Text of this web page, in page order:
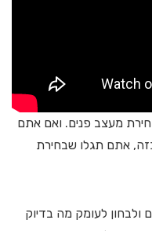
מעצב פנים. ואם אתם
אתם תגלו שבחירת
ולבחון לעומק מה בדיוק